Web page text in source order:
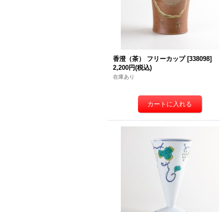
香澄（茶） フリーカップ [338098]
2,200円(税込)
在庫あり